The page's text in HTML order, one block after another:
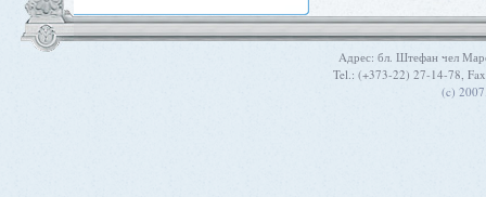
Aдрес: бл. Штефан чел
Tel.: (+373-22) 27-14-78,
(c)